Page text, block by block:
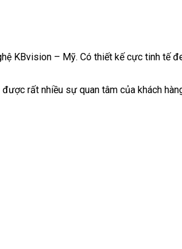
KBvision – Mỹ. Có thiết kế cực tinh tế
rất nhiều sự quan tâm của khách